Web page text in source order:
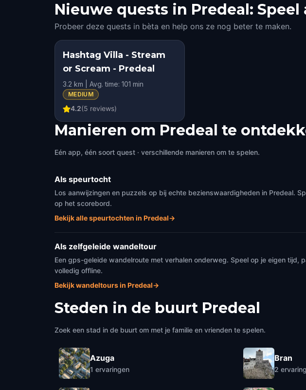
Nieuwe quests in Predeal: Speel
Probeer deze quests in bèta en help ons ze nog beter te maken.
Hashtag Villa - Stream
or Scream - Predeal
3.2 km | Avg. time: 101 min
MEDIUM
4.2(5 reviews)
Manieren om Predeal te
Eén app, één soort quest · verschillende manieren om te spelen.
Als speurtocht
Los aanwijzingen en puzzels op bij echte bezienswaardigheden in Predeal.
op het scorebord.
Bekijk alle speurtochten in Predeal→
Als zelfgeleide wandeltour
Een gps-geleide wandelroute met verhalen onderweg. Speel op je eigen
volledig offline.
Bekijk wandeltours in Predeal→
Steden in de buurt Predeal
Zoek een stad in de buurt om met je familie en vrienden te spelen.
Azuga
1 ervaringen
Bran
2